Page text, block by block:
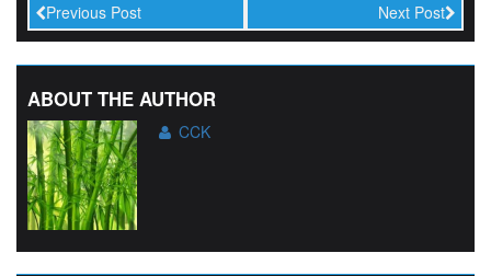
Previous Post Next Post
ABOUT THE AUTHOR
CCK